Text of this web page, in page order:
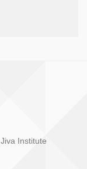
Institute